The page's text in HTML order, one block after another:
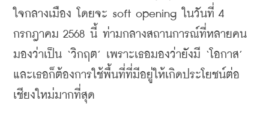
ใจกลางเมือง โดยจะ soft opening ในวันที่ 4
กรกฎาคม 2568 นี้ ท่ามกลางสถานการณ์ที่หลายคน
มองว่าเป็น ‘วิกฤต’ เพราะเธอมองว่ายังมี ‘โอกาส’
และเธอก็ต้องการใช้พื้นที่ที่มีอยู่ให้เกิดประโยชน์ต่อ
เชียงใหม่มากที่สุด